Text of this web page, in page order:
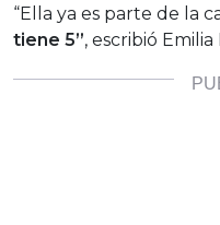
“Ella ya es parte de la
tiene 5”, escribió